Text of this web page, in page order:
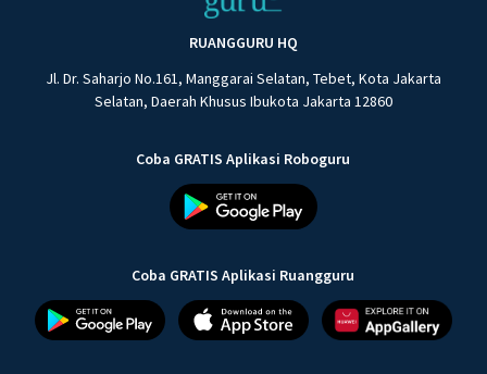
RUANGGURU HQ
Jl. Dr. Saharjo No.161, Manggarai Selatan, Tebet, Kota Jakarta
Selatan, Daerah Khusus Ibukota Jakarta 12860
Coba GRATIS Aplikasi Roboguru
Coba GRATIS Aplikasi Ruangguru